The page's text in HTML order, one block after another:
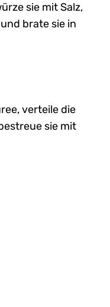
sie mit Salz,
brate sie in
verteile die
sie mit